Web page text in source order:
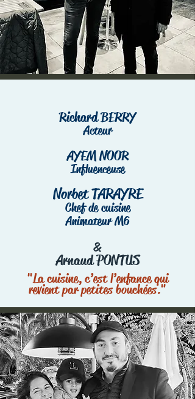
Richard BERRY
Acteur
AYEM NOOR
Influenceuse
Norbet TARAYRE
Chef de cuisine
Animateur M6
&
Arnaud PONTUS
"La cuisine, c’est l’enfance qui
revient par petites bouchées."